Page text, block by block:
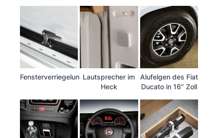
FensterverriegelungLautsprecher im
Heck
Alufelgen des Fiat
Ducato in 16" Zoll